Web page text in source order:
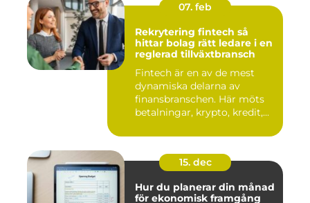
07. feb
Rekrytering fintech så
hittar bolag rätt ledare i en
reglerad tillväxtbransch
Fintech är en av de mest
dynamiska delarna av
finansbranschen. Här möts
betalningar, krypto, kredit,...
15. dec
Hur du planerar din månad
för ekonomisk framgång